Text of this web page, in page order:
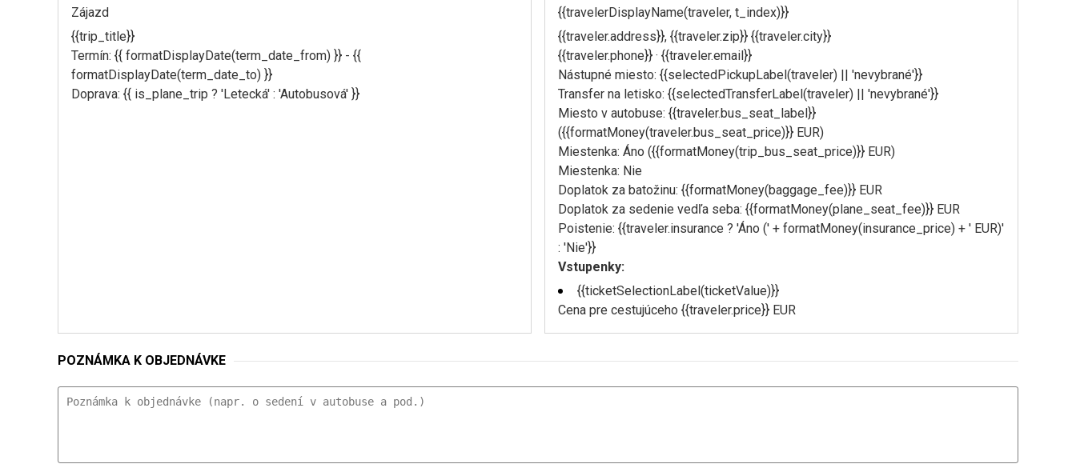
Zájazd
{{trip_title}}
Termín: {{ formatDisplayDate(term_date_from) }} - {{
formatDisplayDate(term_date_to) }}
Doprava: {{ is_plane_trip ? 'Letecká' : 'Autobusová' }}
{{travelerDisplayName(traveler, t_index)}}
{{traveler.address}}, {{traveler.zip}} {{traveler.city}}
{{traveler.phone}} · {{traveler.email}}
Nástupné miesto: {{selectedPickupLabel(traveler) || 'nevybrané'}}
Transfer na letisko: {{selectedTransferLabel(traveler) || 'nevybrané'}}
Miesto v autobuse: {{traveler.bus_seat_label}}
({{formatMoney(traveler.bus_seat_price)}} EUR)
Miestenka: Áno ({{formatMoney(trip_bus_seat_price)}} EUR)
Miestenka: Nie
Doplatok za batožinu: {{formatMoney(baggage_fee)}} EUR
Doplatok za sedenie vedľa seba: {{formatMoney(plane_seat_fee)}} EUR
Poistenie: {{traveler.insurance ? 'Áno (' + formatMoney(insurance_price) + ' EUR)'
: 'Nie'}}
Vstupenky:
{{ticketSelectionLabel(ticketValue)}}
Cena pre cestujúceho {{traveler.price}} EUR
POZNÁMKA K OBJEDNÁVKE